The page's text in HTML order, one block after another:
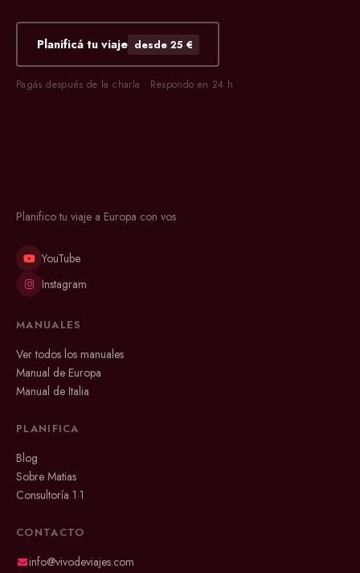
Planificá tu viaje desde 25 €
Pagás después de la charla · Respondo en 24 h
Planifico tu viaje a Europa con vos
YouTube
Instagram
MANUALES
Ver todos los manuales
Manual de Europa
Manual de Italia
PLANIFICA
Blog
Sobre Matias
Consultoría 1·1
CONTACTO
info@vivodeviajes.com